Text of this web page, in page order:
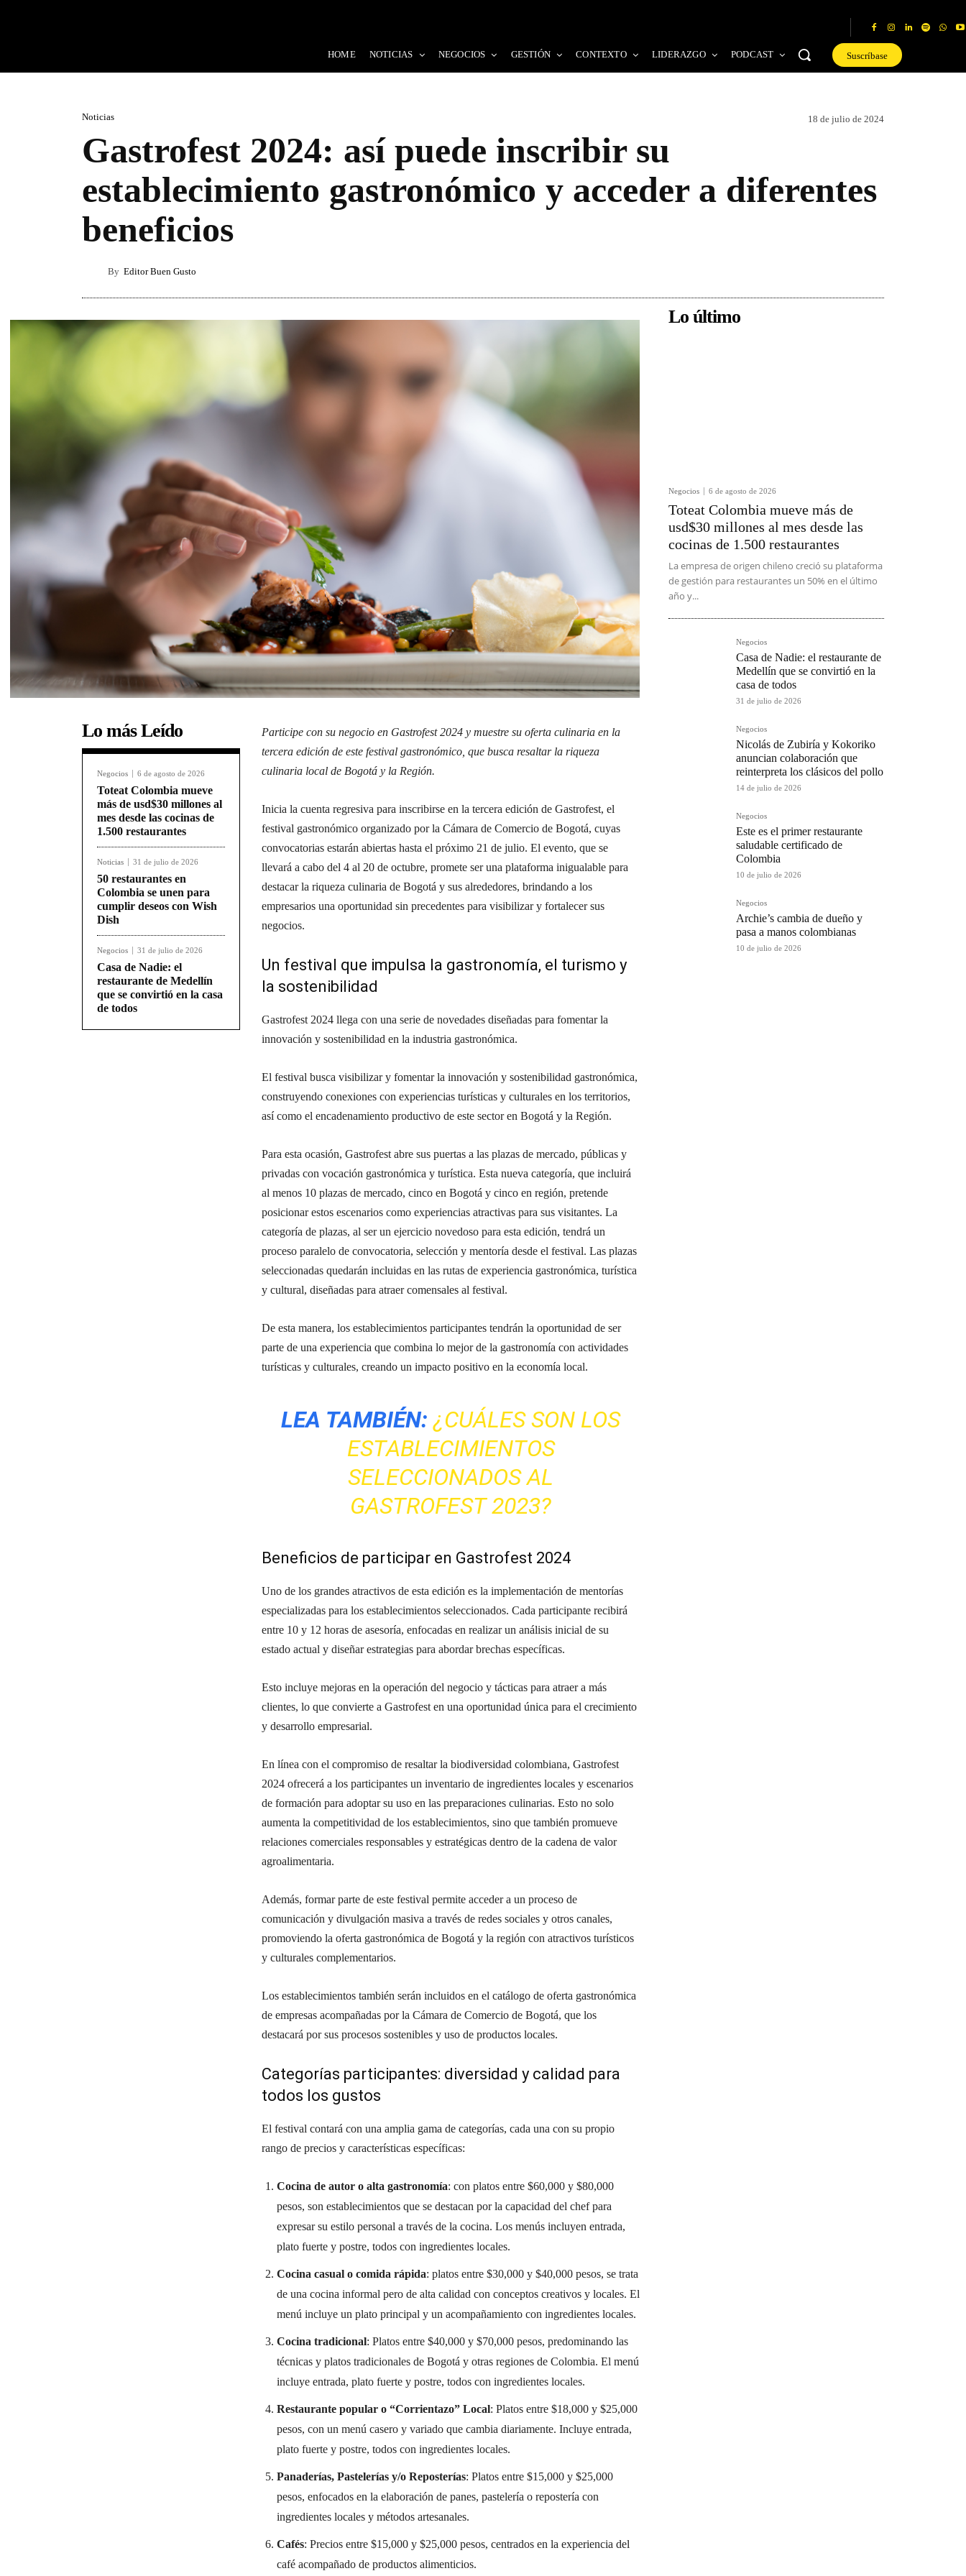
HOME NOTICIAS NEGOCIOS GESTIÓN CONTEXTO LIDERAZGO PODCAST Suscríbase
Noticias 18 de julio de 2024
Gastrofest 2024: así puede inscribir su
establecimiento gastronómico y acceder a diferentes
beneficios
By Editor Buen Gusto
Lo más Leído
Negocios 6 de agosto de 2026
Toteat Colombia mueve
más de usd$30 millones al
mes desde las cocinas de
1.500 restaurantes
Noticias 31 de julio de 2026
50 restaurantes en
Colombia se unen para
cumplir deseos con Wish
Dish
Negocios 31 de julio de 2026
Casa de Nadie: el
restaurante de Medellín
que se convirtió en la casa
de todos
Participe con su negocio en Gastrofest 2024 y muestre su oferta culinaria en la
tercera edición de este festival gastronómico, que busca resaltar la riqueza
culinaria local de Bogotá y la Región.
Inicia la cuenta regresiva para inscribirse en la tercera edición de Gastrofest, el
festival gastronómico organizado por la Cámara de Comercio de Bogotá, cuyas
convocatorias estarán abiertas hasta el próximo 21 de julio. El evento, que se
llevará a cabo del 4 al 20 de octubre, promete ser una plataforma inigualable para
destacar la riqueza culinaria de Bogotá y sus alrededores, brindando a los
empresarios una oportunidad sin precedentes para visibilizar y fortalecer sus
negocios.
Un festival que impulsa la gastronomía, el turismo y
la sostenibilidad
Gastrofest 2024 llega con una serie de novedades diseñadas para fomentar la
innovación y sostenibilidad en la industria gastronómica.
El festival busca visibilizar y fomentar la innovación y sostenibilidad gastronómica,
construyendo conexiones con experiencias turísticas y culturales en los territorios,
así como el encadenamiento productivo de este sector en Bogotá y la Región.
Para esta ocasión, Gastrofest abre sus puertas a las plazas de mercado, públicas y
privadas con vocación gastronómica y turística. Esta nueva categoría, que incluirá
al menos 10 plazas de mercado, cinco en Bogotá y cinco en región, pretende
posicionar estos escenarios como experiencias atractivas para sus visitantes. La
categoría de plazas, al ser un ejercicio novedoso para esta edición, tendrá un
proceso paralelo de convocatoria, selección y mentoría desde el festival. Las plazas
seleccionadas quedarán incluidas en las rutas de experiencia gastronómica, turística
y cultural, diseñadas para atraer comensales al festival.
De esta manera, los establecimientos participantes tendrán la oportunidad de ser
parte de una experiencia que combina lo mejor de la gastronomía con actividades
turísticas y culturales, creando un impacto positivo en la economía local.
LEA TAMBIÉN: ¿CUÁLES SON LOS
ESTABLECIMIENTOS
SELECCIONADOS AL
GASTROFEST 2023?
Beneficios de participar en Gastrofest 2024
Uno de los grandes atractivos de esta edición es la implementación de mentorías
especializadas para los establecimientos seleccionados. Cada participante recibirá
entre 10 y 12 horas de asesoría, enfocadas en realizar un análisis inicial de su
estado actual y diseñar estrategias para abordar brechas específicas.
Esto incluye mejoras en la operación del negocio y tácticas para atraer a más
clientes, lo que convierte a Gastrofest en una oportunidad única para el crecimiento
y desarrollo empresarial.
En línea con el compromiso de resaltar la biodiversidad colombiana, Gastrofest
2024 ofrecerá a los participantes un inventario de ingredientes locales y escenarios
de formación para adoptar su uso en las preparaciones culinarias. Esto no solo
aumenta la competitividad de los establecimientos, sino que también promueve
relaciones comerciales responsables y estratégicas dentro de la cadena de valor
agroalimentaria.
Además, formar parte de este festival permite acceder a un proceso de
comunicación y divulgación masiva a través de redes sociales y otros canales,
promoviendo la oferta gastronómica de Bogotá y la región con atractivos turísticos
y culturales complementarios.
Los establecimientos también serán incluidos en el catálogo de oferta gastronómica
de empresas acompañadas por la Cámara de Comercio de Bogotá, que los
destacará por sus procesos sostenibles y uso de productos locales.
Categorías participantes: diversidad y calidad para
todos los gustos
El festival contará con una amplia gama de categorías, cada una con su propio
rango de precios y características específicas:
Cocina de autor o alta gastronomía: con platos entre $60,000 y $80,000
pesos, son establecimientos que se destacan por la capacidad del chef para
expresar su estilo personal a través de la cocina. Los menús incluyen entrada,
plato fuerte y postre, todos con ingredientes locales.
Cocina casual o comida rápida: platos entre $30,000 y $40,000 pesos, se trata
de una cocina informal pero de alta calidad con conceptos creativos y locales. El
menú incluye un plato principal y un acompañamiento con ingredientes locales.
Cocina tradicional: Platos entre $40,000 y $70,000 pesos, predominando las
técnicas y platos tradicionales de Bogotá y otras regiones de Colombia. El menú
incluye entrada, plato fuerte y postre, todos con ingredientes locales.
Restaurante popular o “Corrientazo” Local: Platos entre $18,000 y $25,000
pesos, con un menú casero y variado que cambia diariamente. Incluye entrada,
plato fuerte y postre, todos con ingredientes locales.
Panaderías, Pastelerías y/o Reposterías: Platos entre $15,000 y $25,000
pesos, enfocados en la elaboración de panes, pastelería o repostería con
ingredientes locales y métodos artesanales.
Cafés: Precios entre $15,000 y $25,000 pesos, centrados en la experiencia del
café acompañado de productos alimenticios.
Lo último
Negocios 6 de agosto de 2026
Toteat Colombia mueve más de
usd$30 millones al mes desde las
cocinas de 1.500 restaurantes
La empresa de origen chileno creció su plataforma
de gestión para restaurantes un 50% en el último
año y...
Negocios
Casa de Nadie: el restaurante de
Medellín que se convirtió en la
casa de todos
31 de julio de 2026
Negocios
Nicolás de Zubiría y Kokoriko
anuncian colaboración que
reinterpreta los clásicos del pollo
14 de julio de 2026
Negocios
Este es el primer restaurante
saludable certificado de
Colombia
10 de julio de 2026
Negocios
Archie’s cambia de dueño y
pasa a manos colombianas
10 de julio de 2026